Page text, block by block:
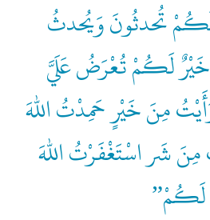
تُحدثُونَ وَيُحدثُ
لَكُمْ تُعْرَضُ عَلَيَّ
مِنَ خَيْرٍ حَمِدْتُ اللهَ
مِنَ شَر اسْتَغْفَرْتُ اللهَ
لَكُمْ”